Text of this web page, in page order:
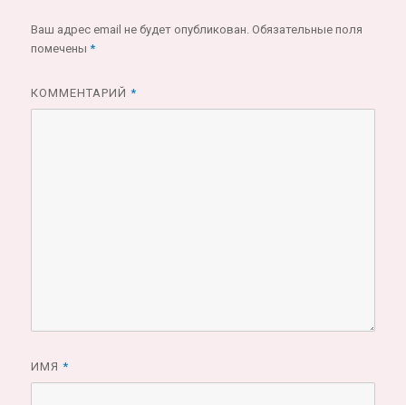
Ваш адрес email не будет опубликован. Обязательные поля
помечены*
КОММЕНТАРИЙ*
ИМЯ*